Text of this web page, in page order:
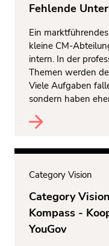
Fehlende
Ein
kleine CM-
intern. In der
Themen werden
Viele Aufgaben
sondern haben
Category Vision
Category
Kompass -
YouGov